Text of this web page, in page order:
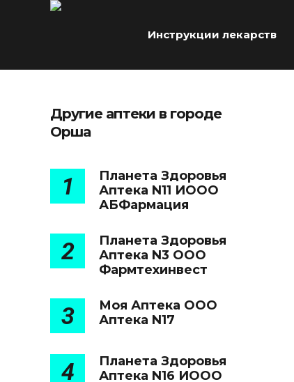
Инструкции лекарств
Другие аптеки в городе
Орша
1
Планета Здоровья
Аптека N11 ИООО
АБФармация
2
Планета Здоровья
Аптека N3 ООО
Фармтехинвест
3
Моя Аптека ООО
Аптека N17
4
Планета Здоровья
Аптека N16 ИООО